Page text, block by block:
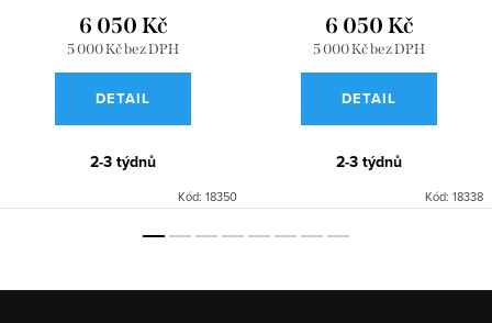
5 000 Kč bez DPH
6 050 Kč
DETAIL
2-3 týdnů
Kód: 18350
5 000 Kč bez DPH
6 050 Kč
DETAIL
2-3 týdnů
Kód: 18338